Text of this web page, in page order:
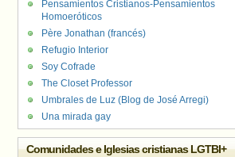
Pensamientos Cristianos-Pensamientos
Homoeróticos
Père Jonathan (francés)
Refugio Interior
Soy Cofrade
The Closet Professor
Umbrales de Luz (Blog de José Arregi)
Una mirada gay
Comunidades e Iglesias cristianas LGTBI+